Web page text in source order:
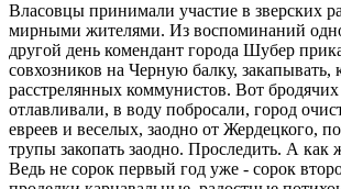
Власовцы принимали участие в зверских
мирными жителями. Из воспоминаний
другой день комендант города Шубер
совхозников на Черную балку, закапывать,
расстрелянных коммунистов. Вот бродячих
отлавливали, в воду побросали, город
евреев и веселых, заодно от Жердецкого,
трупы закопать заодно. Проследить. А как
Ведь не сорок первый год уже - сорок